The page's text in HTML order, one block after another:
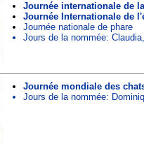
Journée internationale de
Journée Internationale de
Journée nationale de phare
Jours de la nommée: Claudia
Journée mondiale des
Jours de la nommée: